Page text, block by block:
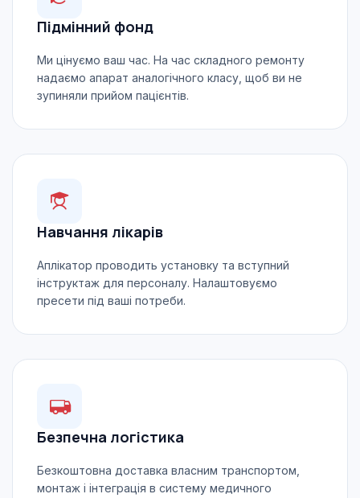
Підмінний фонд
Ми цінуємо ваш час. На час складного ремонту
надаємо апарат аналогічного класу, щоб ви не
зупиняли прийом пацієнтів.
Навчання лікарів
Аплікатор проводить установку та вступний
інструктаж для персоналу. Налаштовуємо
пресети під ваші потреби.
Безпечна логістика
Безкоштовна доставка власним транспортом,
монтаж і інтеграція в систему медичного